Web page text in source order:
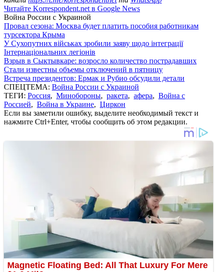
Читайте Korrespondent.net в Google News
Война России с Украиной
Провал сезона: Москва будет платить пособия работникам
турсектора Крыма
У Сухопутних військах зробили заяву щодо інтеграції
Інтернаціональних легіонів
Взрыв в Сыктывкаре: возросло количество пострадавших
Стали известны объемы отключений в пятницу
Встреча президентов: Ермак и Рубио обсудили детали
СПЕЦТЕМА: Война России с Украиной
ТЕГИ: Россия, Минобороны, ракета, афера, Война с
Россией, Война в Украине, Циркон
Если вы заметили ошибку, выделите необходимый текст и
нажмите Ctrl+Enter, чтобы сообщить об этом редакции.